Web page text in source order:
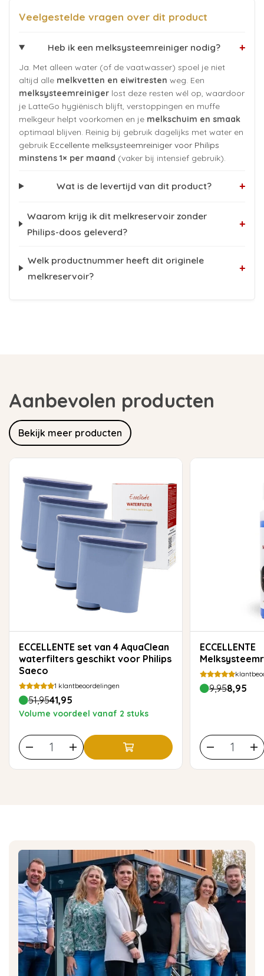
Veelgestelde vragen over dit product
Heb ik een melksysteemreiniger nodig? +
Ja. Met alleen water (of de vaatwasser) spoel je niet
altijd alle melkvetten en eiwitresten weg. Een
melksysteemreiniger lost deze resten wél op, waardoor
je LatteGo hygiënisch blijft, verstoppingen en muffe
melkgeur helpt voorkomen en je melkschuim en smaak
optimaal blijven. Reinig bij gebruik dagelijks met water en
gebruik Eccellente melksysteemreiniger voor Philips
minstens 1× per maand (vaker bij intensief gebruik).
Wat is de levertijd van dit product? +
Waarom krijg ik dit melkreservoir zonder
Philips-doos geleverd?
+
Welk productnummer heeft dit originele
melkreservoir?
+
Aanbevolen producten
Bekijk meer producten
ECCELLENTE set van 4 AquaClean
waterfilters geschikt voor Philips
Saeco
1 klantbeoordelingen
51,9541,95
Volume voordeel vanaf 2 stuks
ECCELLENTE
9,958,95